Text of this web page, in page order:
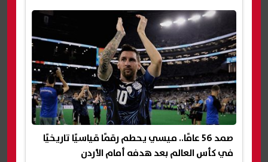
صمد 56 عامًا.. ميسي يحطم رقمًا قياسيًا تاريخيًا
في كأس العالم بعد هدفه أمام الأردن